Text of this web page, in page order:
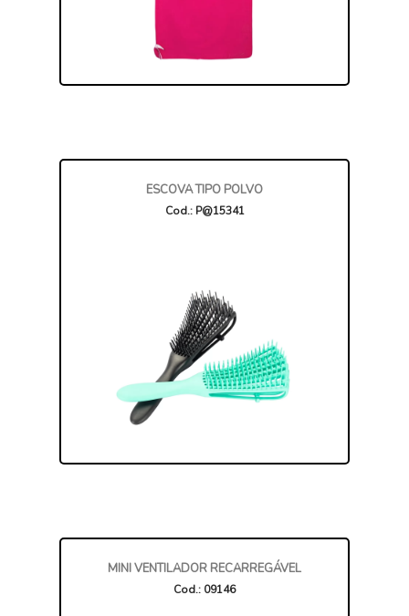
ESCOVA TIPO POLVO
Cod.: P@15341
MINI VENTILADOR RECARREGÁVEL
Cod.: 09146